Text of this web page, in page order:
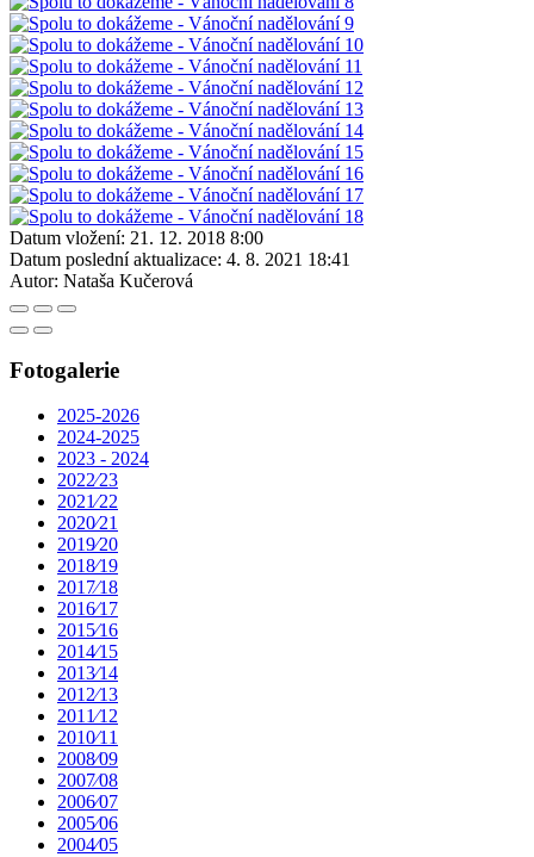
Datum vložení: 21. 12. 2018 8:00
Datum poslední aktualizace: 4. 8. 2021 18:41
Autor: Nataša Kučerová
Fotogalerie
2025-2026
2024-2025
2023 - 2024
2022⁄23
2021⁄22
2020⁄21
2019⁄20
2018⁄19
2017⁄18
2016⁄17
2015⁄16
2014⁄15
2013⁄14
2012⁄13
2011⁄12
2010⁄11
2008⁄09
2007⁄08
2006⁄07
2005⁄06
2004⁄05